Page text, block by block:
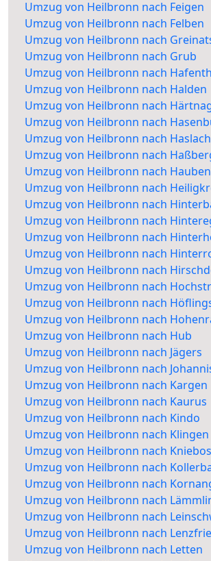
Umzug von Heilbronn nach Feigen
Umzug von Heilbronn nach Felben
Umzug von Heilbronn nach
Umzug von Heilbronn nach Grub
Umzug von Heilbronn nach
Umzug von Heilbronn nach Halden
Umzug von Heilbronn nach
Umzug von Heilbronn nach
Umzug von Heilbronn nach Haslach
Umzug von Heilbronn nach
Umzug von Heilbronn nach
Umzug von Heilbronn nach
Umzug von Heilbronn nach
Umzug von Heilbronn nach
Umzug von Heilbronn nach
Umzug von Heilbronn nach
Umzug von Heilbronn nach
Umzug von Heilbronn nach
Umzug von Heilbronn nach
Umzug von Heilbronn nach
Umzug von Heilbronn nach Hub
Umzug von Heilbronn nach Jägers
Umzug von Heilbronn nach
Umzug von Heilbronn nach Kargen
Umzug von Heilbronn nach Kaurus
Umzug von Heilbronn nach Kindo
Umzug von Heilbronn nach Klingen
Umzug von Heilbronn nach Kniebos
Umzug von Heilbronn nach
Umzug von Heilbronn nach
Umzug von Heilbronn nach
Umzug von Heilbronn nach
Umzug von Heilbronn nach
Umzug von Heilbronn nach Letten